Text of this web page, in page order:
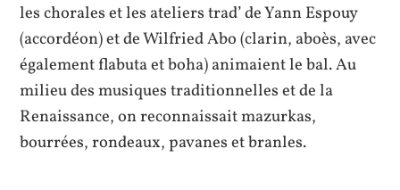
les chorales et les ateliers trad’ de Yann Espouy
(accordéon) et de Wilfried Abo (clarin, aboès, avec
également flabuta et boha) animaient le bal. Au
milieu des musiques traditionnelles et de la
Renaissance, on reconnaissait mazurkas,
bourrées, rondeaux, pavanes et branles.